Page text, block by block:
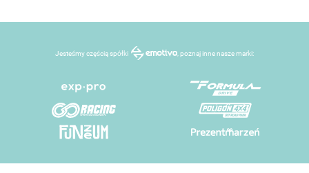
Jesteśmy częścią spółki , poznaj inne nasze marki: